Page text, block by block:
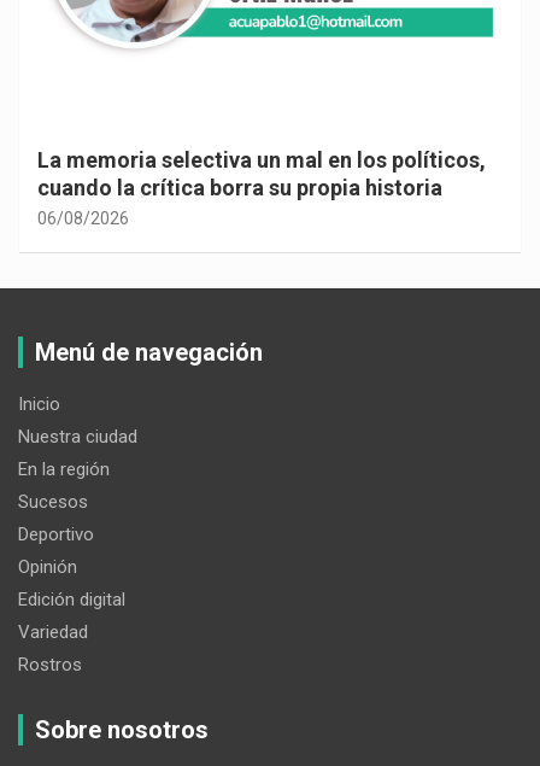
La memoria selectiva un mal en los políticos,
cuando la crítica borra su propia historia
06/08/2026
Menú de navegación
Inicio
Nuestra ciudad
En la región
Sucesos
Deportivo
Opinión
Edición digital
Variedad
Rostros
Sobre nosotros